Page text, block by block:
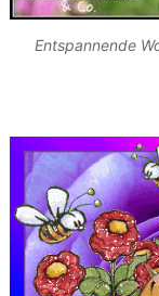
Entspannende